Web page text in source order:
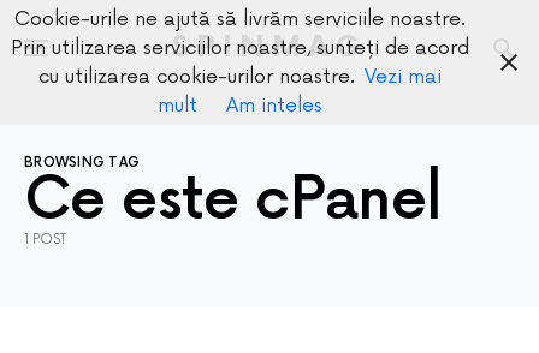
SPINMAG
BROWSING TAG
Ce este cPanel
1 POST
Cookie-urile ne ajută să livrăm serviciile noastre.
Prin utilizarea serviciilor noastre, sunteți de acord
cu utilizarea cookie-urilor noastre. Vezi mai
mult
Am inteles